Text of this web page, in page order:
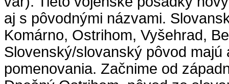
aj s pôvodnými názvami.
Komárno, Ostrihom, Vyšehrad,
Slovenský/slovanský pôvod majú
pomenovania. Začnime od